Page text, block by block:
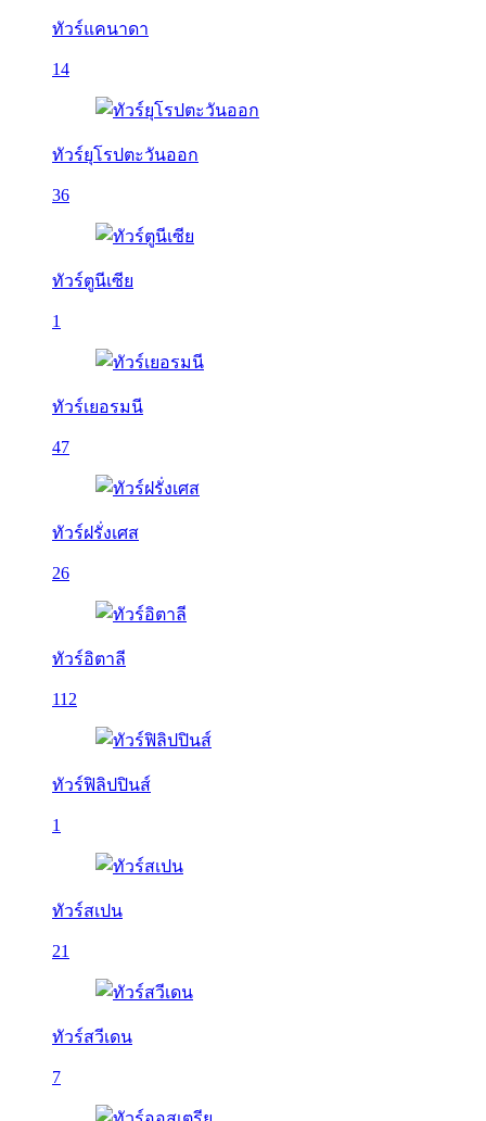
ทัวร์แคนาดา
14
ทัวร์ยุโรปตะวันออก
36
ทัวร์ตูนีเซีย
1
ทัวร์เยอรมนี
47
ทัวร์ฝรั่งเศส
26
ทัวร์อิตาลี
112
ทัวร์ฟิลิปปินส์
1
ทัวร์สเปน
21
ทัวร์สวีเดน
7